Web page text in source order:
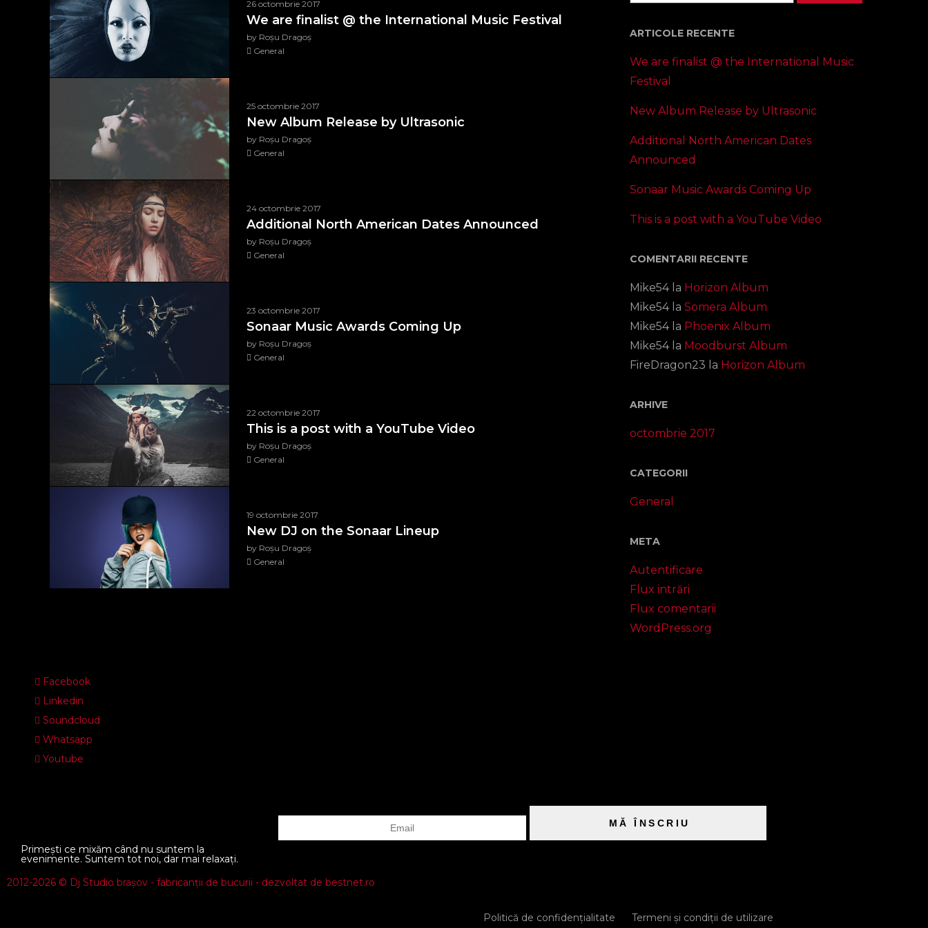
26 octombrie 2017
We are finalist @ the International Music Festival
by Roșu Dragoș
General
25 octombrie 2017
New Album Release by Ultrasonic
by Roșu Dragoș
General
24 octombrie 2017
Additional North American Dates Announced
by Roșu Dragoș
General
23 octombrie 2017
Sonaar Music Awards Coming Up
by Roșu Dragoș
General
22 octombrie 2017
This is a post with a YouTube Video
by Roșu Dragoș
General
19 octombrie 2017
New DJ on the Sonaar Lineup
by Roșu Dragoș
General
ARTICOLE RECENTE
We are finalist @ the International Music
Festival
New Album Release by Ultrasonic
Additional North American Dates
Announced
Sonaar Music Awards Coming Up
This is a post with a YouTube Video
COMENTARII RECENTE
Mike54la Horizon Album
Mike54la Somera Album
Mike54la Phoenix Album
Mike54la Moodburst Album
FireDragon23 la Horizon Album
ARHIVE
octombrie 2017
CATEGORII
General
META
Autentificare
Flux intrări
Flux comentarii
WordPress.org
Facebook
Linkedin
Soundcloud
Whatsapp
Youtube
Primești ce mixăm când nu suntem la
evenimente. Suntem tot noi, dar mai relaxați.
MĂ ÎNSCRIU
2012-2026 © Dj Studio brașov - fabricanții de bucurii - dezvoltat de bestnet.ro
Politică de confidențialitate Termeni și condiții de utilizare